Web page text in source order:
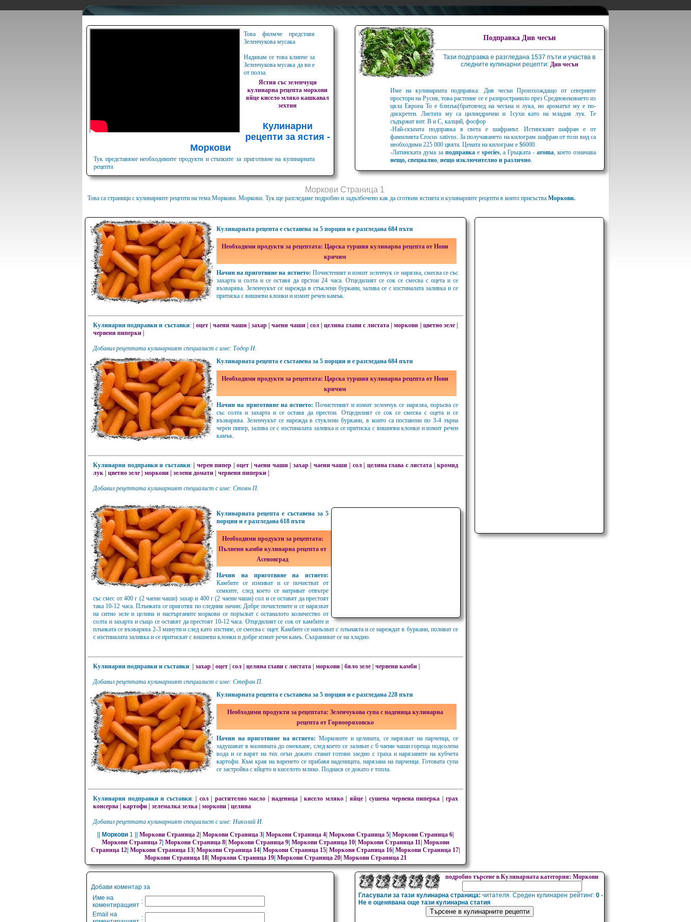
Това филмче представя
Зеленчукова мусака
Надявам се това клипче за
Зеленчукова мусака да ви е
от полза.
Ястия със зеленчуци
кулинарна рецепта моркови
яйце кисело мляко кашкавал
зехтин
Кулинарни
рецепти за ястия -
Моркови
Тук представяме необходимите продукти и стъпките за приготвяне на кулинарната
рецепта
Подправка Див чесън
Тази подправка е разгледана 1537 пъти и участва в
следните кулинарни рецепти: Див чесън
Име на кулинарната подправка: Див чесън Произхождащо от северните
простори на Русия, това растение се е разпространило през Средновековието из
цяла Европа То е близък(братовчед на чесъна и лука, но ароматът му е по-
дискретен. Листата му са цилиндрични и 1сухи като на младия лук. Те
съдържат вит. В и С, калций, фосфор
-Най-скъпата подправка в света е шафранът. Истинският шафран е от
фамилията Crocus sativus. За получаването на килограм шафран от този вид са
необходими 225 000 цвята. Цената на килограм е $6000.
-Латинската дума за подправкае species, а Гръцката -aroma, което означава
нещо, специално, нещо изключително и различно.
Моркови Страница 1
Това са страници с кулинарните рецепти на тема Моркови. Моркови. Тук ще разгледаме подробно и задълбочено как да сготвим ястията и кулинарните рецепти в които присъства Моркови.
Кулинарната рецепта е съставена за 5 порции и е разгледана 684 пъти
Необходими продукти за рецептата: Царска туршия кулинарна рецепта от Нови
кричим
Начин на приготвяне на ястието: Почистеният и измит зеленчук се нарязва, смесва се със
захарта и солта и се оставя да прстои 24 часа. Отцедилият се сок се смесва с оцета и се
възварява. Зеленчукът се нарежда в стъклени буркани, залива се с изстиналата заливка и се
притиска с вишневи клонки и измит речен камък.
Кулинарни подправки и съставки: оцет |чаени чаши захар |чаени чаши |сол |целина глави с листата |моркови цветно зеле
червени пиперки
Добавил рецептата кулинарният специалист с име: Тодор Н.
Кулинарната рецепта е съставена за 5 порции и е разгледана 684 пъти
Необходими продукти за рецептата: Царска туршия кулинарна рецепта от Нови
кричим
Начин на приготвяне на ястието: Почистеният и измит зеленчук се нарязва, поръсва се
със солта и захарта и се оставя да престои. Отцедилият се сок се смесва с оцета и се
възварява. Зеленчукът се нарежда в стуклени буркани, в които са поставени по 3-4 зърна
черен пипер, залива се с изстиналата заливка и се притиска с вишневи клонки и измит речен
камък.
Кулинарни подправки и съставки: черен пипер |оцет |чаени чаши захар чаени чаши сол целина глава с листата |кромид
лук
цветно зеле моркови зелени домати червени пиперки
Добавил рецептата кулинарният специалист с име: Стоян П.
Кулинарната рецепта е съставена за 5
порции и е разгледана 618 пъти
Необходими продукти за рецептата:
Пълнени камби кулинарна рецепта от
Асеновград
Начин на приготвяне на ястието:
Камбите се измиват и се почистват от
семките, след което се натриват отвътре
със смес от 400 г (2 чаени чаши) захар и 400 г (2 чаени чаши) сол и се оставят да престоят
така 10-12 часа. Плънката се приготвя по следния начин: Добре почистените и се нарязват
на ситно зеле и целина и настърганите моркови се поръсват с останалото количество от
солта и захарта и също се оставят да престоят 10-12 часа. Отцедилият се сок от камбите и
плънката се възварява 2-3 минути и след като изстине, се смесва с оцет. Камбите се напълват с плънакта и се нареждат в буркани, поливат се
с изстиналата заливка и се притискат с вишневи клонки и добре измит речн камъ. Съхраняват се на хладно.
Кулинарни подправки и съставки: захар оцет сол целина глави с листата моркови бяло зеле червени камби
Добавил рецептата кулинарният специалист с име: Стефан П.
Кулинарната рецепта е съставена за 5 порции и е разгледана 228 пъти
Необходими продукти за рецептата: Зеленчукова супа с наденица кулинарна
рецепта от Горнооряховско
Начин на приготвяне на ястието: Морковите и целината, се нарязват на парченца, се
задушават в мазнината до омекване, след което се заливат с 6 чаени чаши гореща подсолена
вода и се варят на тих огън докато станат готови заедно с граха и нарязаните на кубчета
картофи. Към края на варенето се прибавя наденицата, нарязана на парченца. Готовата супа
се застройва с яйцето и киселото мляко. Поднася се докато е топла.
Кулинарни подправки и съставки: сол растително масло |наденица |кисело мляко яйце |сушена червена пиперка |грах
консерва
картофи зелемалка зелка моркови целина
Добавил рецептата кулинарният специалист с име: Николай И.
Моркови 1 || Моркови Страница 2 Моркови Страница 3 Моркови Страница 4 Моркови Страница 5 Моркови Страница 6
Моркови Страница 7 Моркови Страница 8 Моркови Страница 9 Моркови Страница 10 Моркови Страница 11 Моркови
Страница 12 Моркови Страница 13 Моркови Страница 14 Моркови Страница 15 Моркови Страница 16 Моркови Страница 17
Моркови Страница 18 Моркови Страница 19 Моркови Страница 20 Моркови Страница 21
Добави коментар за
Име на
коментиращият :
Email на
:
Гласували за тази кулинарна страница: читателя. Среден кулинарен рейтинг: 0 -
Не е оценявана още тази кулинарна статия
подробно търсене в Кулинарната категория: Моркови